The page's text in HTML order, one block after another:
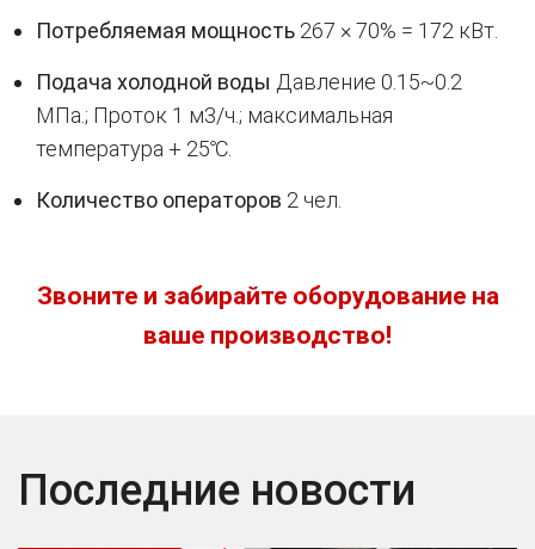
Потребляемая мощность 267 × 70% = 172 кВт.
Подача холодной воды Давление 0.15~0.2
МПа.; Проток 1 м3/ч.; максимальная
температура + 25℃.
Количество операторов 2 чел.
Звоните и забирайте оборудование на
ваше производство!
Последние новости